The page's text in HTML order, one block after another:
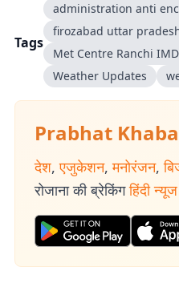
Tags
administration anti
firozabad uttar
Met Centre Ranchi
Weather Updates
Prabhat
देश, एजुकेशन, मनोरंजन,
रोजाना की ब्रेकिंग हिंदी न्यूज